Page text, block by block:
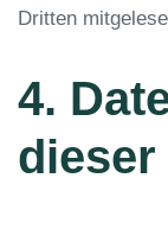
Dritten
4.
dieser